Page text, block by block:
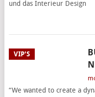
und das Interieur Design
VIP'S
“We wanted to create a